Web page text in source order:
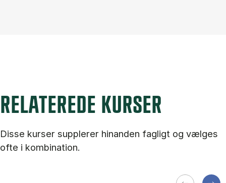
RELATEREDE KURSER
Disse kurser supplerer hinanden fagligt og vælges
ofte i kombination.